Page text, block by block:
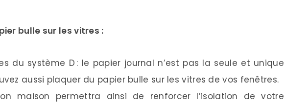
bulle sur les vitres :
du système D : le papier journal n’est pas la seule et unique
aussi plaquer du papier bulle sur les vitres de vos fenêtres.
maison permettra ainsi de renforcer l’isolation de votre